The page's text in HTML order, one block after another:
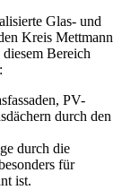
Glas- und
Kreis Mettmann
Bereich
PV-
durch den
durch die
für
ist.